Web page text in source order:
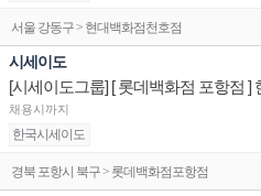
서울 강동구 > 현대백화점천호점
시세이도
채용시까지
한국시세이도
경북 포항시 북구 > 롯데백화점포항점